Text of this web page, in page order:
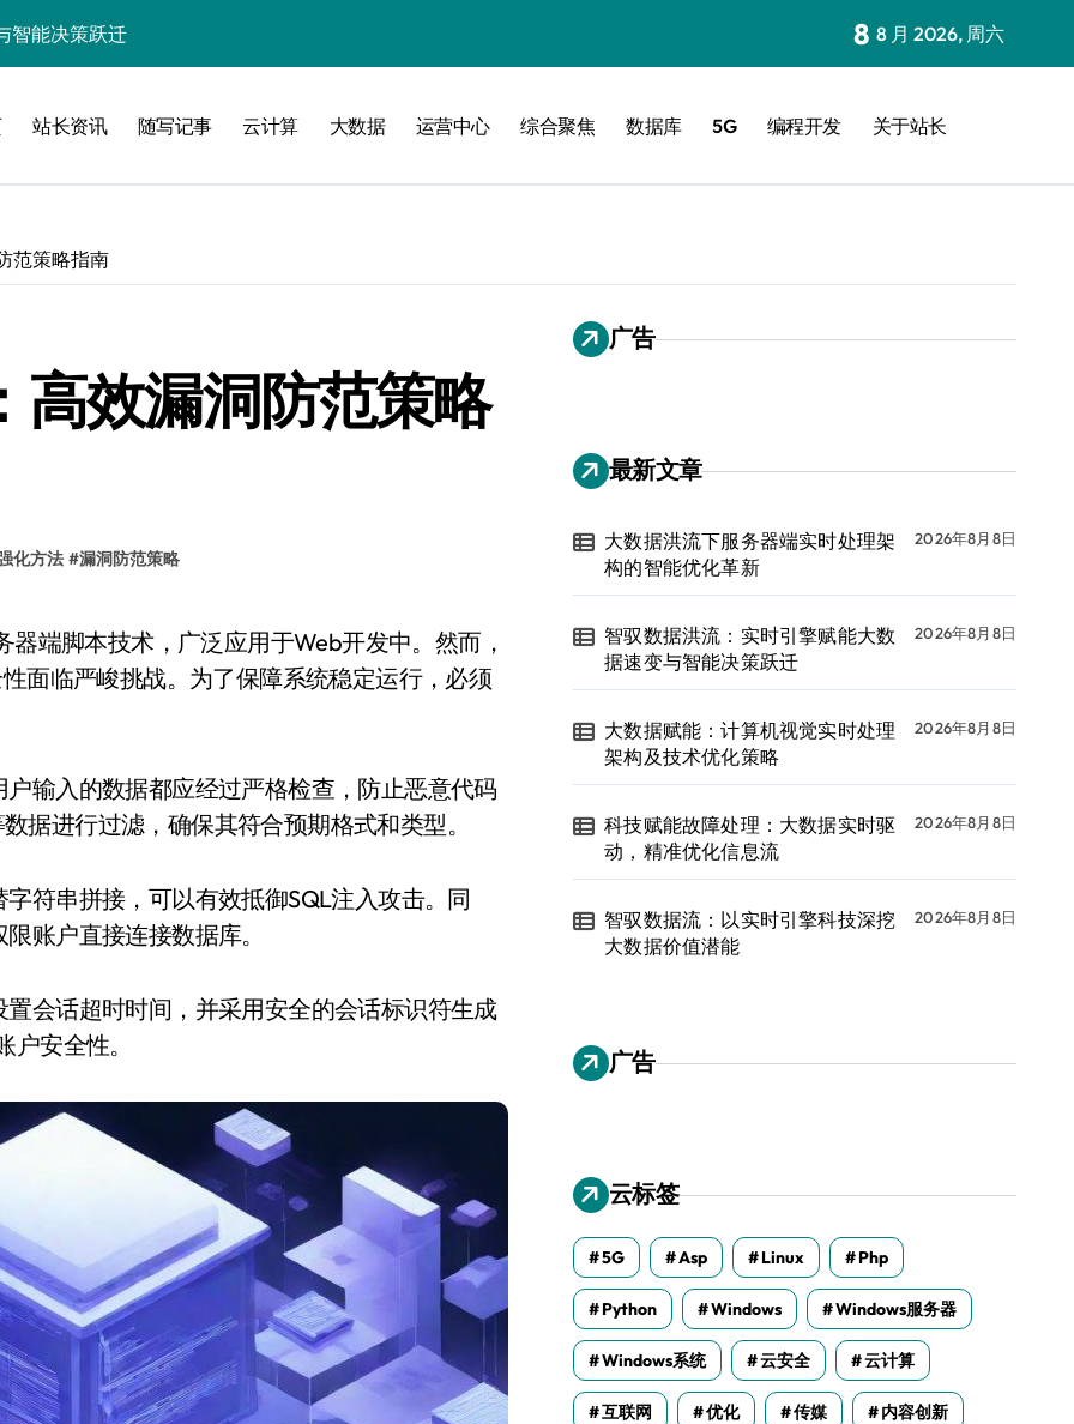
术优化策略
值潜能
智能化革新
性能实测
绘动态决策新蓝图
优化革新
8 8 月 2026, 周六
站长资讯 随写记事 云计算 大数据 运营中心 综合聚焦 数据库 5G 编程开发 关于站长
范策略指南
高效漏洞防范策略
化方法 #漏洞防范策略
面临严峻挑战。为了保障系统稳定运行，必须
输入的数据都应经过严格检查，防止恶意代码
据进行过滤，确保其符合预期格式和类型。
符串拼接，可以有效抵御SQL注入攻击。同
账户直接连接数据库。
会话超时时间，并采用安全的会话标识符生成
安全性。
广告
最新文章
大数据洪流下服务器端实时处理架
构的智能优化革新
2026年8月8日
智驭数据洪流：实时引擎赋能大数
据速变与智能决策跃迁
2026年8月8日
大数据赋能：计算机视觉实时处理
架构及技术优化策略
2026年8月8日
科技赋能故障处理：大数据实时驱
动，精准优化信息流
2026年8月8日
智驭数据流：以实时引擎科技深挖
大数据价值潜能
2026年8月8日
广告
云标签
5G Asp Linux Php
Python Windows Windows服务器
Windows系统 云安全 云计算
互联网 优化 传媒 内容创新